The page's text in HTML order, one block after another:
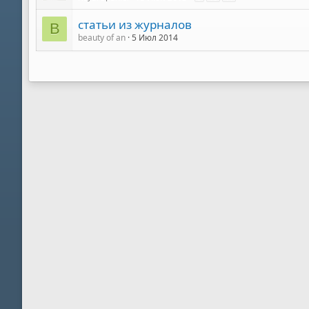
B статьи из журналов
beauty of an 5 Июл 2014